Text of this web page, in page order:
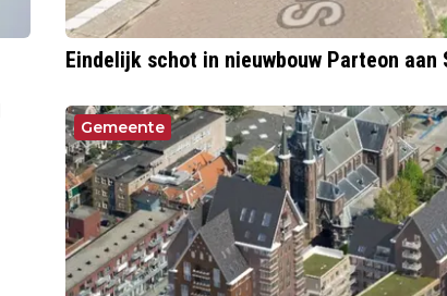
Eindelijk schot in nieuwbouw Parteon aan
Gemeente